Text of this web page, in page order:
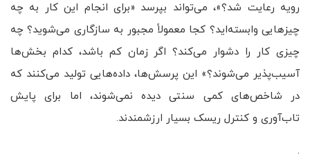
رویه رعایت شد؟»، می‌تواند بپرسد «برای انجام این کار به چه
چیزهایی وابسته‌اید؟ کجا معمولاً مجبور به سازگاری می‌شوید؟ چه
چیزی کار را دشوار می‌کند؟ اگر زمان کم باشد، کدام بخش‌ها
آسیب‌پذیر می‌شوند؟» این پرسش‌ها، داده‌هایی تولید می‌کنند که
در شاخص‌های کمی سنتی دیده نمی‌شوند، اما برای پایش
تاب‌آوری و کنترل ریسک بسیار ارزشمندند.
.